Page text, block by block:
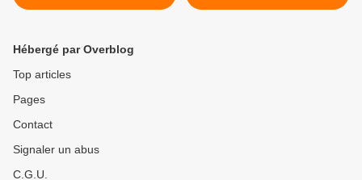
communal >
Hébergé par Overblog
Top articles
Pages
Contact
Signaler un abus
C.G.U.